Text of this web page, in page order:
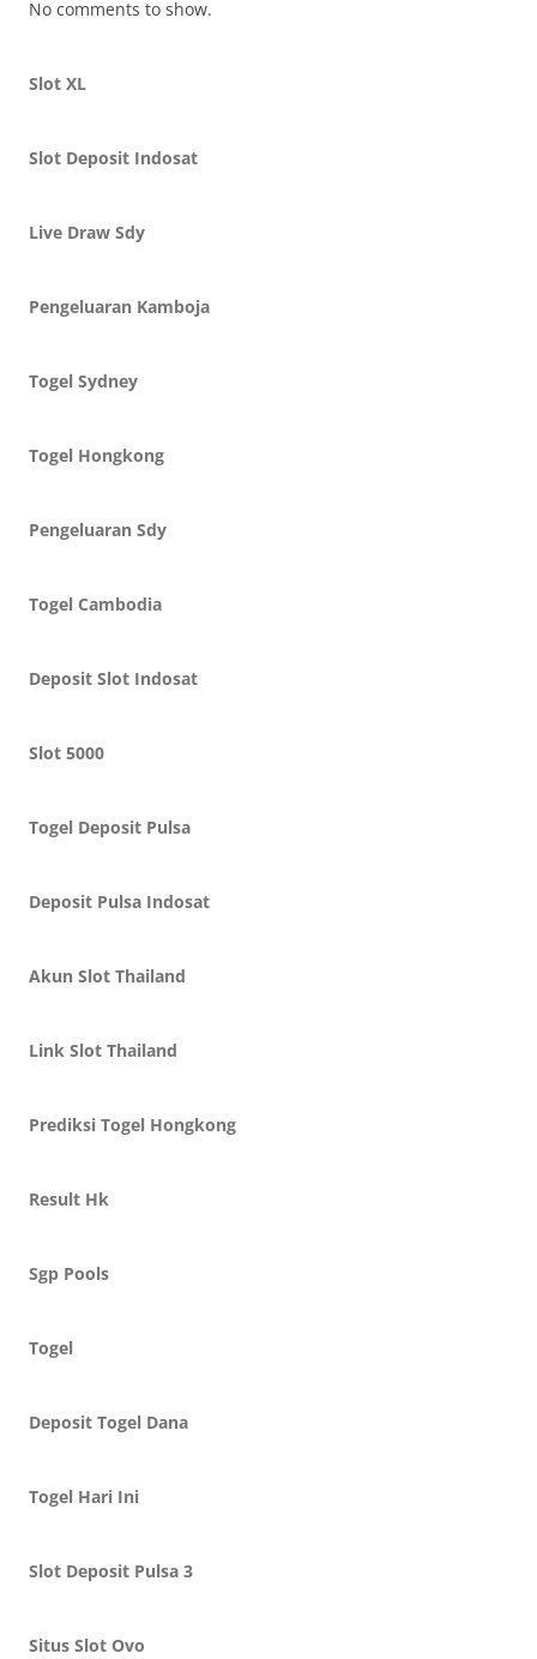
No comments to show.
Slot XL
Slot Deposit Indosat
Live Draw Sdy
Pengeluaran Kamboja
Togel Sydney
Togel Hongkong
Pengeluaran Sdy
Togel Cambodia
Deposit Slot Indosat
Slot 5000
Togel Deposit Pulsa
Deposit Pulsa Indosat
Akun Slot Thailand
Link Slot Thailand
Prediksi Togel Hongkong
Result Hk
Sgp Pools
Togel
Deposit Togel Dana
Togel Hari Ini
Slot Deposit Pulsa 3
Situs Slot Ovo